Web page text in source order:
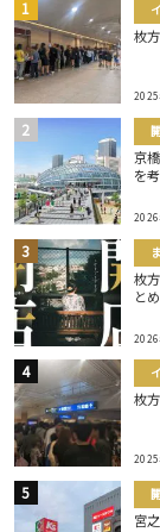
枚
2025
京
を
2026
枚
とめ
2026
枚
2025
宮